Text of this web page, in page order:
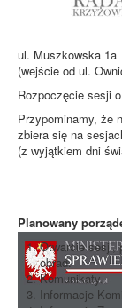
ul. Muszkowska 1a
(wejście od ul.
Rozpoczęcie sesji
Przypominamy, że
zbiera się na
(z wyjątkiem dni
Planowany
Otwarcie sesji,
obrad.
Komunikaty.
Informacje